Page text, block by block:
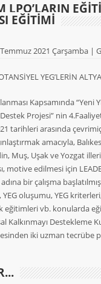
LPO’LARIN
EĞİTİMİ
2021 Çarşamba |
YEG’LERİN
Kapsamında
Projesi” nin
tarihleri arasında
amacıyla,
Muş, Uşak ve Yozgat
motive edilmesi için
bir çalışma
YEG oluşumu, YEG
eğitimleri vb. konularda
Kalkınmayı
iki uzman tecrübe